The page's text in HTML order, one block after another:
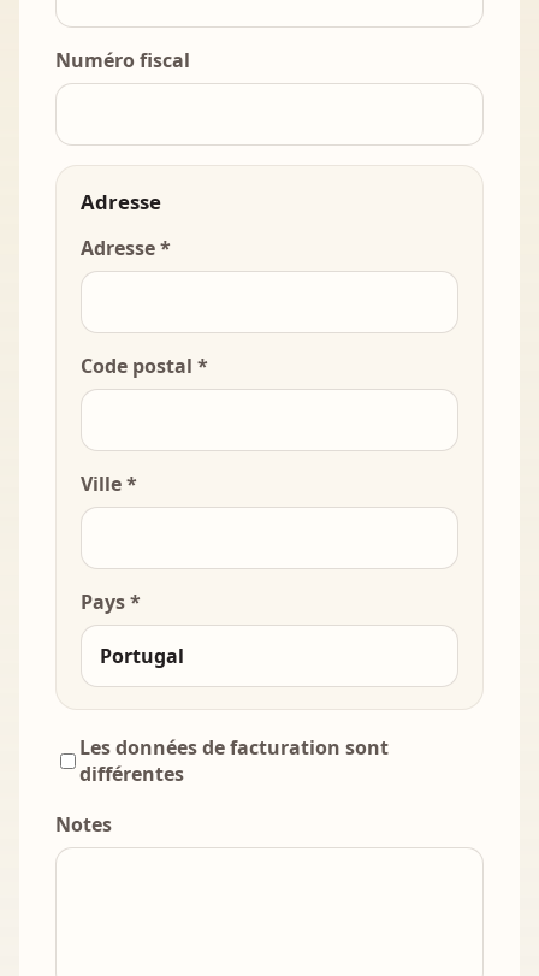
Numéro fiscal
Adresse
Adresse *
Code postal *
Ville *
Pays *
Les données de facturation sont
différentes
Notes